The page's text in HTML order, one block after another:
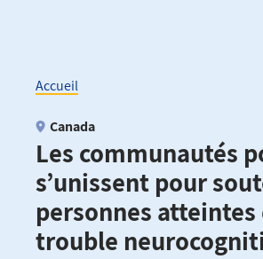
Fil
d'Ariane
Accueil
Les communautés
s’unissent pour
personnes atteintes
trouble
Canada